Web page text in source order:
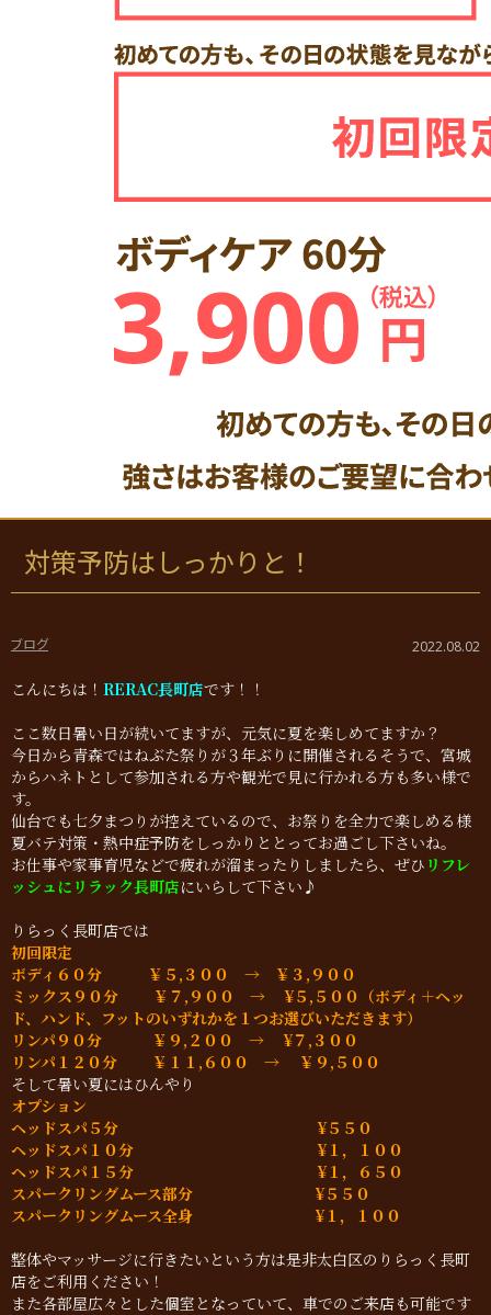
対策予防はしっかりと！
ブログ 2022.08.02
こんにちは！ RERAC長町店です！！
ここ数日暑い日が続いてますが、元気に夏を楽しめてますか？
今日から青森ではねぶた祭りが３年ぶりに開催されるそうで、宮城
からハネトとして参加される方や観光で見に行かれる方も多い様で
す。
仙台でも七夕まつりが控えているので、お祭りを全力で楽しめる様
夏バテ対策・熱中症予防をしっかりととってお過ごし下さいね。
お仕事や家事育児などで疲れが溜まったりしましたら、ぜひ リフレ
ッシュにリラック長町店にいらして下さい♪
りらっく長町店では
初回限定
ボディ６０分 ￥５,３００ → ￥３,９００
ミックス９０分 ￥７,９００ → ¥５,５００（ボディ＋ヘッ
ド、ハンド、フットのいずれかを１つお選びいただきます）
リンパ９０分 ￥９,２００ → ¥７,３００
リンパ１２０分 ￥１１,６００ → ￥９,５００
そして暑い夏にはひんやり
オプション
ヘッドスパ５分 ¥５５０
ヘッドスパ１０分 ¥１，１００
ヘッドスパ１５分 ¥１，６５０
スパークリングムース部分 ¥５５０
スパークリングムース全身 ¥１，１００
整体やマッサージに行きたいという方は是非太白区のりらっく長町
店をご利用ください！
また各部屋広々とした個室となっていて、車でのご来店も可能です